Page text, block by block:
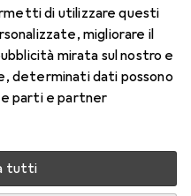
di utilizzare questi
migliorare il
mirata sul nostro e
determinati dati possono
parti e partner
tutti
19/8